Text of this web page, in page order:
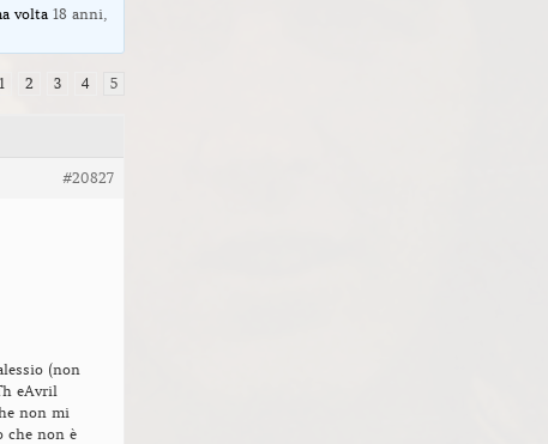
volta18 anni,
1 2 3 4 5
#20827
(non
eAvril
non mi
che non è